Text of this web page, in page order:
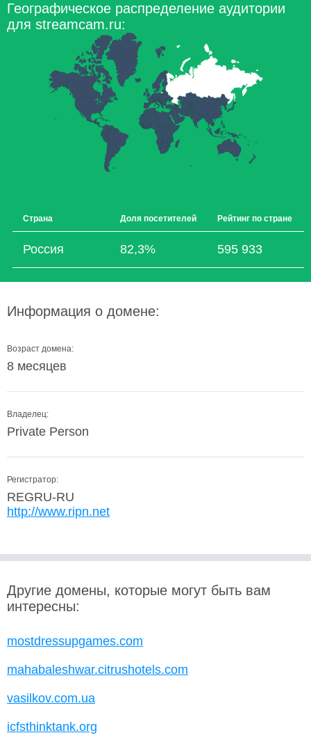
Географическое распределение аудитории
для streamcam.ru:
Страна Доля посетителей Рейтинг по стране
Россия 82,3% 595 933
Информация о домене:
Возраст домена:
8 месяцев
Владелец:
Private Person
Регистратор:
REGRU-RU
http://www.ripn.net
Другие домены, которые могут быть вам
интересны:
mostdressupgames.com
mahabaleshwar.citrushotels.com
vasilkov.com.ua
icfsthinktank.org